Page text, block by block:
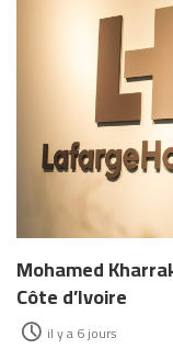
Mohamed
Côte d’Ivoire
il y a 6 jours